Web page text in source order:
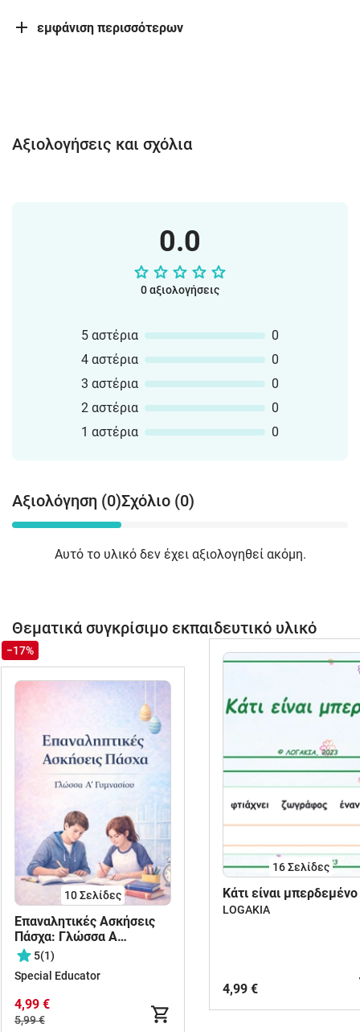
εμφάνιση περισσότερων
Αξιολογήσεις και σχόλια
0.0
0 αξιολογήσεις
5 αστέρια
0
4 αστέρια
0
3 αστέρια
0
2 αστέρια
0
1 αστέρια
0
Αξιολόγηση (0)Σχόλιο (0)
Αυτό το υλικό δεν έχει αξιολογηθεί ακόμη.
Θεματικά συγκρίσιμο εκπαιδευτικό υλικό
−17%
10Σελίδες
Επαναλητικές Ασκήσεις
Πάσχα: Γλώσσα Α
Γυμνασίου
5(1)
Special Educator
4,99 €
5,99 €
16Σελίδες
Κάτι είναι μπερδεμένο
LOGAKIA
4,99 €